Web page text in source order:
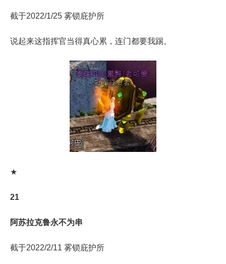
截于2022/1/25 雾锁庇护所
说起来这指挥官当得真心累，连门都要我踢。
★
21
阿苏拉克鲁永不为串
截于2022/2/11 雾锁庇护所